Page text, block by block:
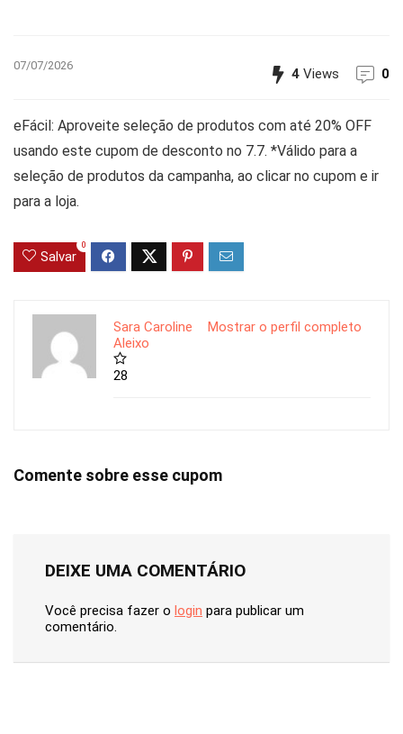
07/07/2026
4 Views 0
eFácil: Aproveite seleção de produtos com até 20% OFF
usando este cupom de desconto no 7.7. *Válido para a
seleção de produtos da campanha, ao clicar no cupom e ir
para a loja.
Salvar
0
Mostrar o perfil completo
Sara Caroline
Aleixo
28
Comente sobre esse cupom
DEIXE UMA COMENTÁRIO
Você precisa fazer o login para publicar um
comentário.